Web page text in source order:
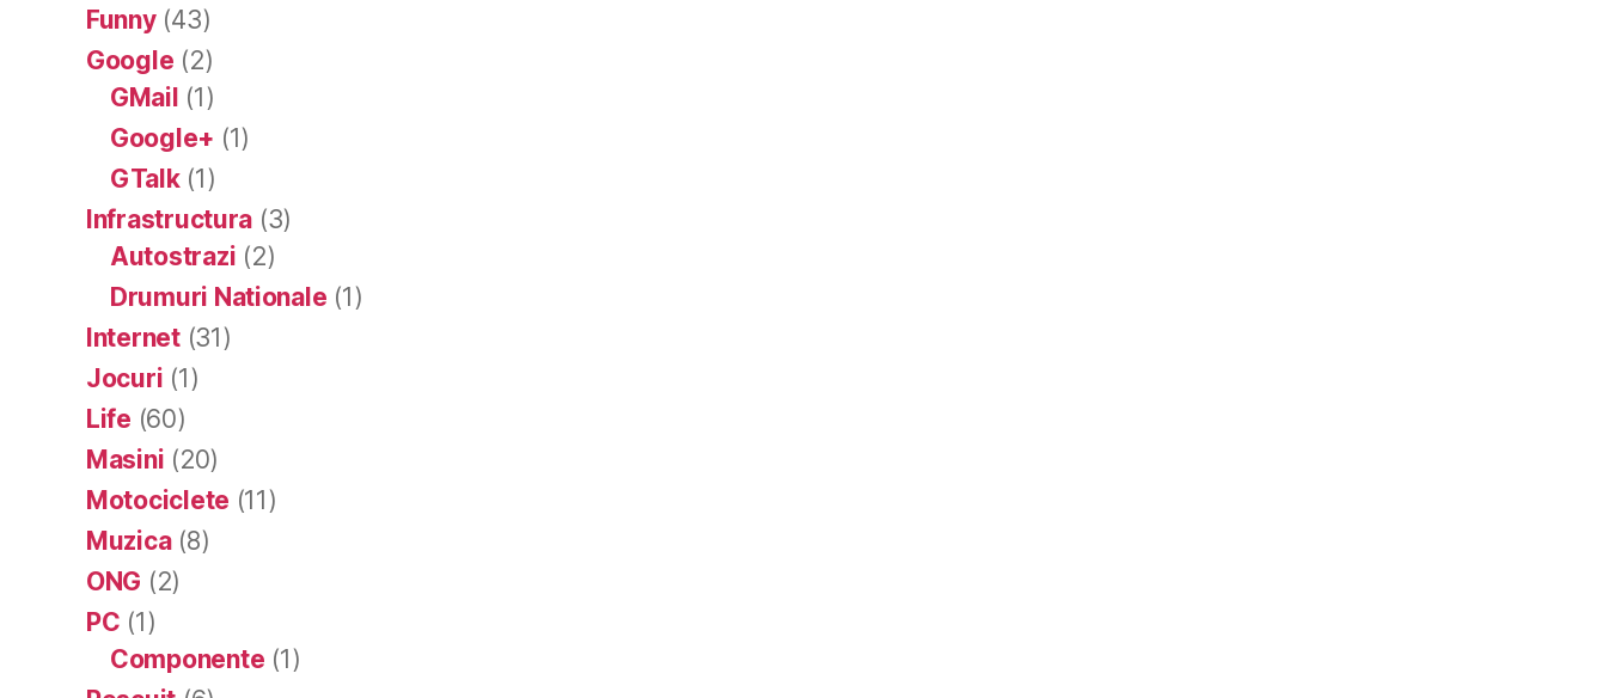
Funny(43)
Google (2)
GMail (1)
Google+ (1)
GTalk(1)
Infrastructura (3)
Autostrazi (2)
Drumuri Nationale (1)
Internet(31)
Jocuri (1)
Life (60)
Masini (20)
Motociclete (11)
Muzica(8)
ONG (2)
PC (1)
Componente (1)